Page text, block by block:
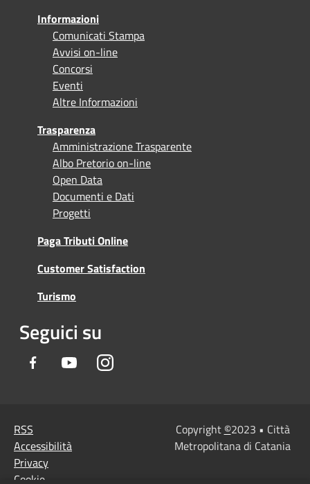
Informazioni
Comunicati Stampa
Avvisi on-line
Concorsi
Eventi
Altre Informazioni
Trasparenza
Amministrazione Trasparente
Albo Pretorio on-line
Open Data
Documenti e Dati
Progetti
Paga Tributi Online
Customer Satisfaction
Turismo
Seguici su
Facebook YoutubeInstagram
RSS
Accessibilità
Privacy
Cookie
Copyright ©2023 • Città
Metropolitana di Catania